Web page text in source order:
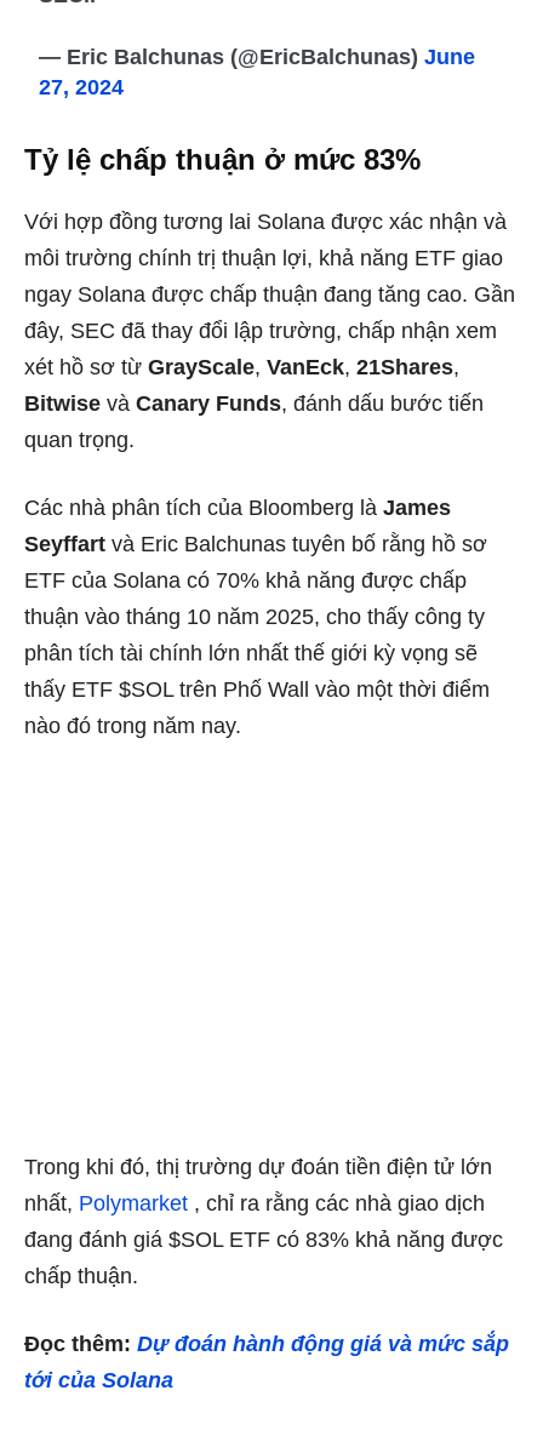
— Eric Balchunas (@EricBalchunas)June
27, 2024
Tỷ lệ chấp thuận ở mức 83%
Với hợp đồng tương lai Solana được xác nhận và
môi trường chính trị thuận lợi, khả năng ETF giao
ngay Solana được chấp thuận đang tăng cao. Gần
đây, SEC đã thay đổi lập trường, chấp nhận xem
xét hồ sơ từ GrayScale, VanEck, 21Shares,
Bitwise và Canary Funds, đánh dấu bước tiến
quan trọng.
Các nhà phân tích của Bloomberg là James
Seyffart và Eric Balchunas tuyên bố rằng hồ sơ
ETF của Solana có 70% khả năng được chấp
thuận vào tháng 10 năm 2025, cho thấy công ty
phân tích tài chính lớn nhất thế giới kỳ vọng sẽ
thấy ETF $SOL trên Phố Wall vào một thời điểm
nào đó trong năm nay.
Trong khi đó, thị trường dự đoán tiền điện tử lớn
nhất, Polymarket , chỉ ra rằng các nhà giao dịch
đang đánh giá $SOL ETF có 83% khả năng được
chấp thuận.
Đọc thêm: Dự đoán hành động giá và mức sắp
tới của Solana